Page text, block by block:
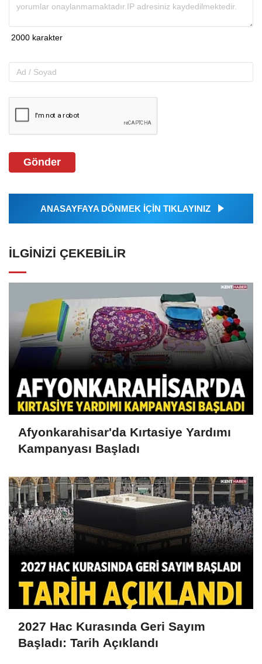
Gönder
ANASAYFAYA DÖNMEK İÇİN TIKLAYINIZ
İLGINIZI ÇEKEBILIR
Afyonkarahisar'da Kırtasiye Yardımı
Kampanyası Başladı
2027 Hac Kurasında Geri Sayım
Başladı: Tarih Açıklandı